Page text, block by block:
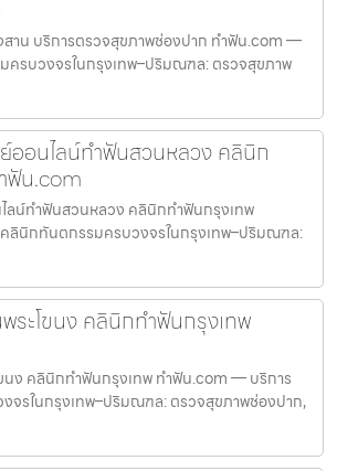
าน บริการตรวจสุขภาพช่องปาก ทำฟัน.com —
ครบวงจรในกรุงเทพ–ปริมณฑล: ตรวจสุขภาพ
อนไลน์ทำฟันสวนหลวง คลินิก
ฟัน.com
ลน์ทำฟันสวนหลวง คลินิกทำฟันกรุงเทพ
ลินิกทันตกรรมครบวงจรในกรุงเทพ–ปริมณฑล:
ะโขนง คลินิกทำฟันกรุงเทพ
ง คลินิกทำฟันกรุงเทพ ทำฟัน.com — บริการ
จรในกรุงเทพ–ปริมณฑล: ตรวจสุขภาพช่องปาก,